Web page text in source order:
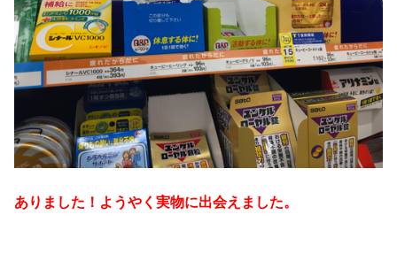
ありました！ようやく実物に出会えました。